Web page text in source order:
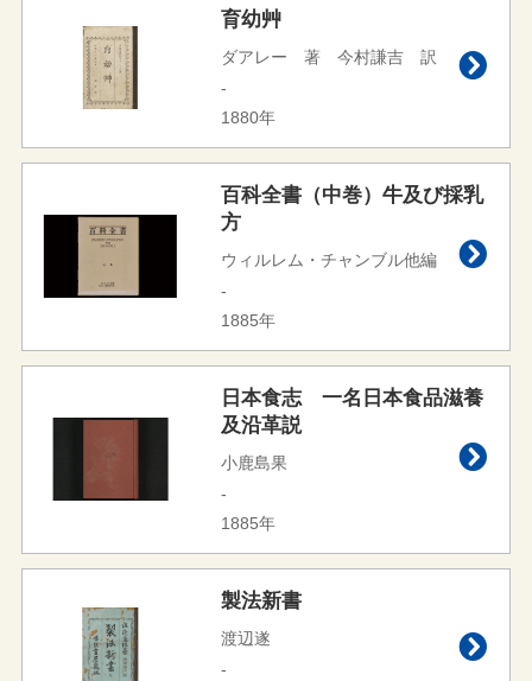
育幼艸
ダアレー 著 今村謙吉 訳
-
1880年
百科全書（中巻）牛及び採乳
方
ウィルレム・チャンブル他編
-
1885年
日本食志 一名日本食品滋養
及沿革説
小鹿島果
-
1885年
製法新書
渡辺遂
-